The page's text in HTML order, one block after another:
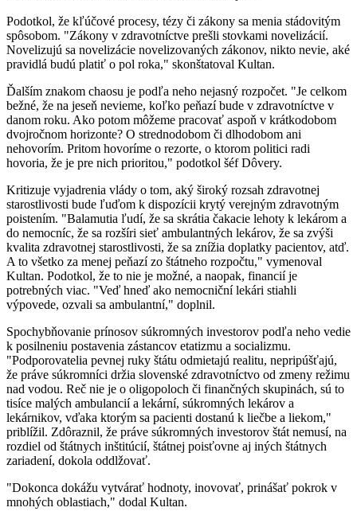
Podotkol, že kľúčové procesy, tézy či zákony sa menia stádovitým
spôsobom. "Zákony v zdravotníctve prešli stovkami novelizácií.
Novelizujú sa novelizácie novelizovaných zákonov, nikto nevie, aké
pravidlá budú platiť o pol roka," skonštatoval Kultan.
Ďalším znakom chaosu je podľa neho nejasný rozpočet. "Je celkom
bežné, že na jeseň nevieme, koľko peňazí bude v zdravotníctve v
danom roku. Ako potom môžeme pracovať aspoň v krátkodobom
dvojročnom horizonte? O strednodobom či dlhodobom ani
nehovorím. Pritom hovoríme o rezorte, o ktorom politici radi
hovoria, že je pre nich prioritou," podotkol šéf Dôvery.
Kritizuje vyjadrenia vlády o tom, aký široký rozsah zdravotnej
starostlivosti bude ľuďom k dispozícii krytý verejným zdravotným
poistením. "Balamutia ľudí, že sa skrátia čakacie lehoty k lekárom a
do nemocníc, že sa rozšíri sieť ambulantných lekárov, že sa zvýši
kvalita zdravotnej starostlivosti, že sa znížia doplatky pacientov, atď.
A to všetko za menej peňazí zo štátneho rozpočtu," vymenoval
Kultan. Podotkol, že to nie je možné, a naopak, financií je
potrebných viac. "Veď hneď ako nemocniční lekári stiahli
výpovede, ozvali sa ambulantní," doplnil.
Spochybňovanie prínosov súkromných investorov podľa neho vedie
k posilneniu postavenia zástancov etatizmu a socializmu.
"Podporovatelia pevnej ruky štátu odmietajú realitu, nepripúšťajú,
že práve súkromníci držia slovenské zdravotníctvo od zmeny režimu
nad vodou. Reč nie je o oligopoloch či finančných skupinách, sú to
tisíce malých ambulancií a lekární, súkromných lekárov a
lekárnikov, vďaka ktorým sa pacienti dostanú k liečbe a liekom,"
priblížil. Zdôraznil, že práve súkromných investorov štát nemusí, na
rozdiel od štátnych inštitúcií, štátnej poisťovne aj iných štátnych
zariadení, dokola oddlžovať.
"Dokonca dokážu vytvárať hodnoty, inovovať, prinášať pokrok v
mnohých oblastiach," dodal Kultan.